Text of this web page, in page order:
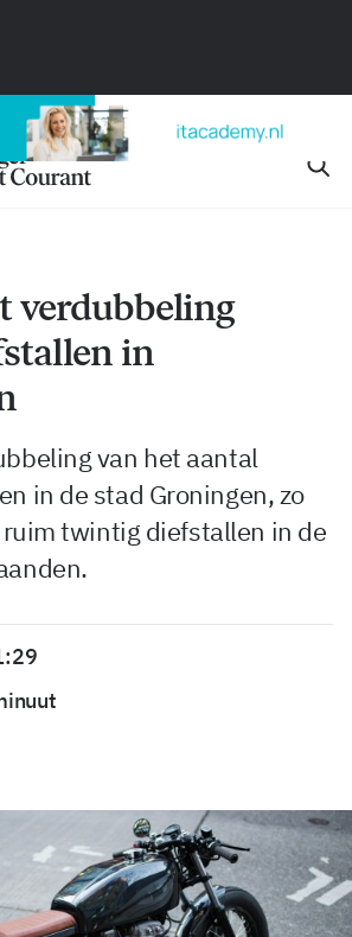
verdubbeling
in
van het aantal
in de stad Groningen, zo
twintig diefstallen in de